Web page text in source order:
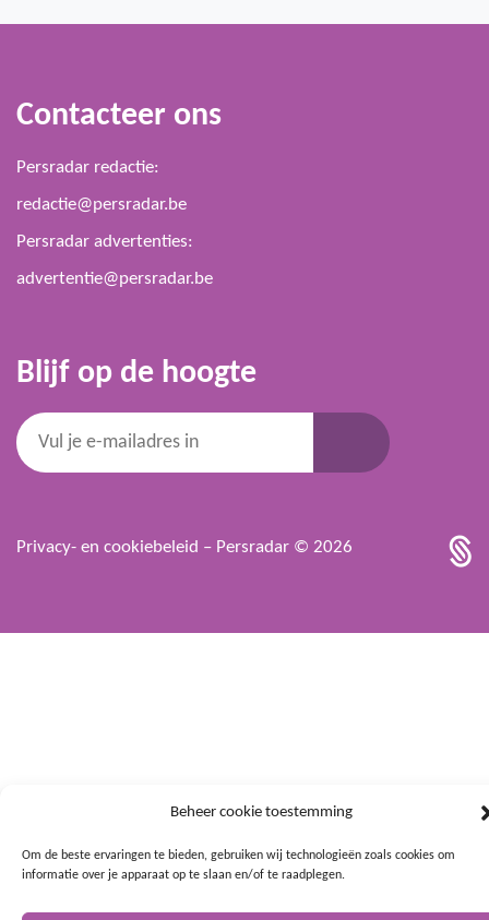
Beheer cookie toestemming
Om de beste ervaringen te bieden, gebruiken wij technologieën zoals cookies om
informatie over je apparaat op te slaan en/of te raadplegen.
Contacteer ons
Persradar redactie:
redactie@persradar.be
Persradar advertenties:
advertentie@persradar.be
Blijf op de hoogte
Privacy- en cookiebeleid – Persradar © 2026